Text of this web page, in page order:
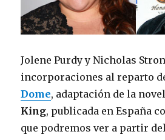
Jolene Purdy y Nicholas
incorporaciones al reparto
Dome, adaptación de la
King, publicada en España
que podremos ver a partir